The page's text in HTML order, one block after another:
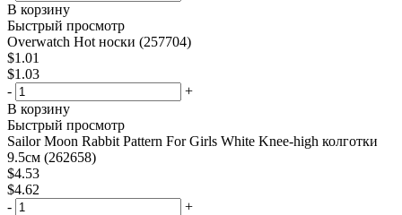
В корзину
Быстрый просмотр
Overwatch Hot носки (257704)
$1.01
$1.03
-
+
В корзину
Быстрый просмотр
Sailor Moon Rabbit Pattern For Girls White Knee-high колготки
9.5см (262658)
$4.53
$4.62
-
+